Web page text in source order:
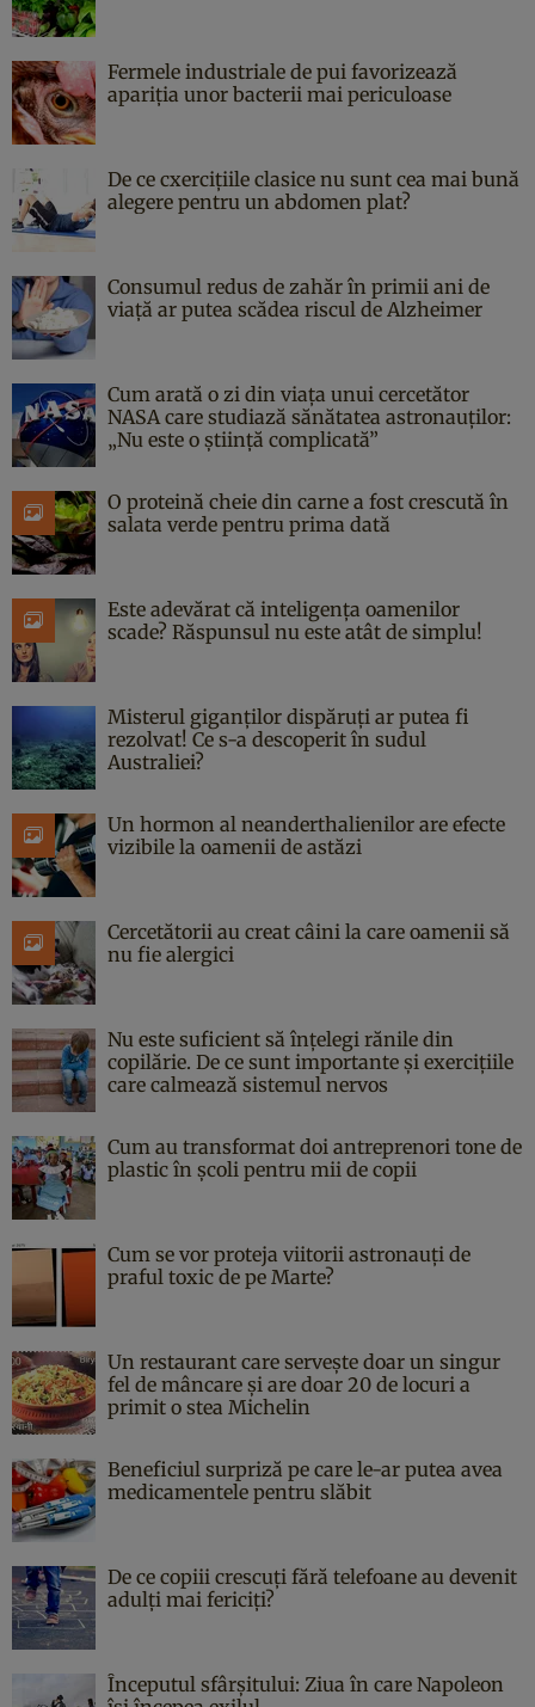
Fermele industriale de pui favorizează
apariția unor bacterii mai periculoase
De ce cxercițiile clasice nu sunt cea mai bună
alegere pentru un abdomen plat?
Consumul redus de zahăr în primii ani de
viață ar putea scădea riscul de Alzheimer
Cum arată o zi din viața unui cercetător
NASA care studiază sănătatea astronauților:
„Nu este o știință complicată”
O proteină cheie din carne a fost crescută în
salata verde pentru prima dată
Este adevărat că inteligența oamenilor
scade? Răspunsul nu este atât de simplu!
Misterul giganților dispăruți ar putea fi
rezolvat! Ce s-a descoperit în sudul
Australiei?
Un hormon al neanderthalienilor are efecte
vizibile la oamenii de astăzi
Cercetătorii au creat câini la care oamenii să
nu fie alergici
Nu este suficient să înțelegi rănile din
copilărie. De ce sunt importante și exercițiile
care calmează sistemul nervos
Cum au transformat doi antreprenori tone de
plastic în școli pentru mii de copii
Cum se vor proteja viitorii astronauți de
praful toxic de pe Marte?
Un restaurant care servește doar un singur
fel de mâncare și are doar 20 de locuri a
primit o stea Michelin
Beneficiul surpriză pe care le-ar putea avea
medicamentele pentru slăbit
De ce copiii crescuți fără telefoane au devenit
adulți mai fericiți?
Începutul sfârşitului: Ziua în care Napoleon